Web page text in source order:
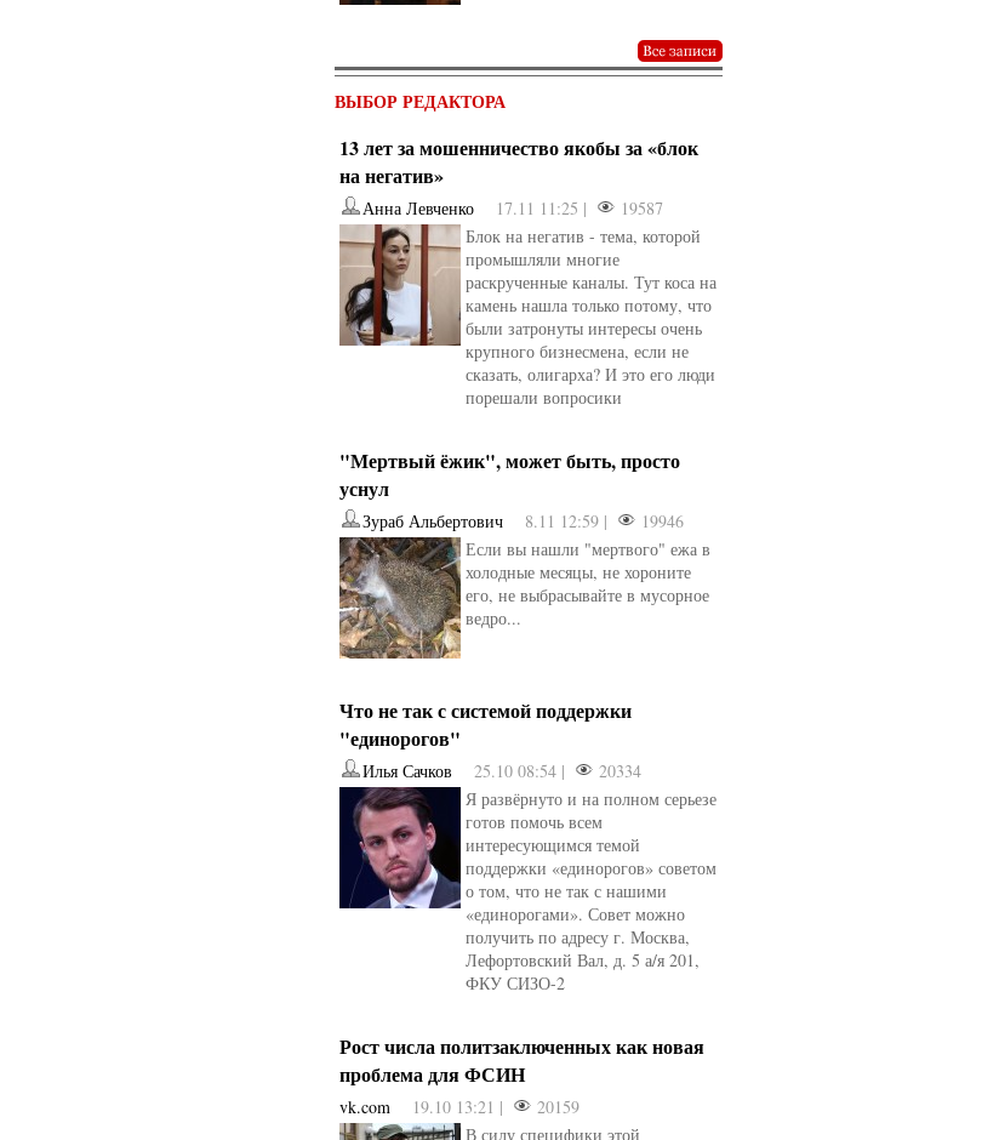
Ирина Иновели от kotyaravesel
ВЫБОР РЕДАКТОРА
13 лет за мошенничество якобы за «блок
на негатив»
Анна Левченко 17.11 11:25 |
19587
Блок на негатив - тема, которой
промышляли многие
раскрученные каналы. Тут коса на
камень нашла только потому, что
были затронуты интересы очень
крупного бизнесмена, если не
сказать, олигарха? И это его люди
порешали вопросики
"Мертвый ёжик", может быть, просто
уснул
Зураб Альбертович 8.11 12:59 |
19946
Если вы нашли "мертвого" ежа в
холодные месяцы, не хороните
его, не выбрасывайте в мусорное
ведро...
Что не так с системой поддержки
"единорогов"
Илья Сачков 25.10 08:54 |
20334
Я развёрнуто и на полном серьезе
готов помочь всем
интересующимся темой
поддержки «единорогов» советом
о том, что не так с нашими
«единорогами». Совет можно
получить по адресу г. Москва,
Лефортовский Вал, д. 5 а/я 201,
ФКУ СИЗО-2
Рост числа политзаключенных как новая
проблема для ФСИН
vk.com 19.10 13:21 |
20159
В силу специфики этой